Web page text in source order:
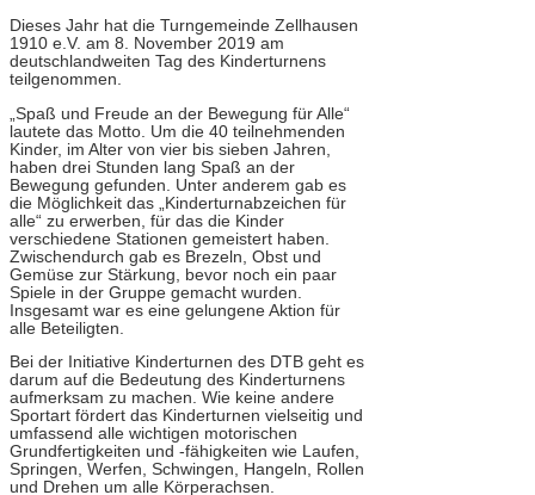
Dieses Jahr hat die Turngemeinde Zellhausen
1910 e.V. am 8. November 2019 am
deutschlandweiten Tag des Kinderturnens
teilgenommen.
„Spaß und Freude an der Bewegung für Alle“
lautete das Motto. Um die 40 teilnehmenden
Kinder, im Alter von vier bis sieben Jahren,
haben drei Stunden lang Spaß an der
Bewegung gefunden. Unter anderem gab es
die Möglichkeit das „Kinderturnabzeichen für
alle“ zu erwerben, für das die Kinder
verschiedene Stationen gemeistert haben.
Zwischendurch gab es Brezeln, Obst und
Gemüse zur Stärkung, bevor noch ein paar
Spiele in der Gruppe gemacht wurden.
Insgesamt war es eine gelungene Aktion für
alle Beteiligten.
Bei der Initiative Kinderturnen des DTB geht es
darum auf die Bedeutung des Kinderturnens
aufmerksam zu machen. Wie keine andere
Sportart fördert das Kinderturnen vielseitig und
umfassend alle wichtigen motorischen
Grundfertigkeiten und -fähigkeiten wie Laufen,
Springen, Werfen, Schwingen, Hangeln, Rollen
und Drehen um alle Körperachsen.